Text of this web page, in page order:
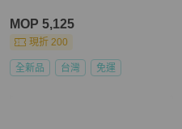
MOP 5,125
現折 200
全新品 台灣 免運